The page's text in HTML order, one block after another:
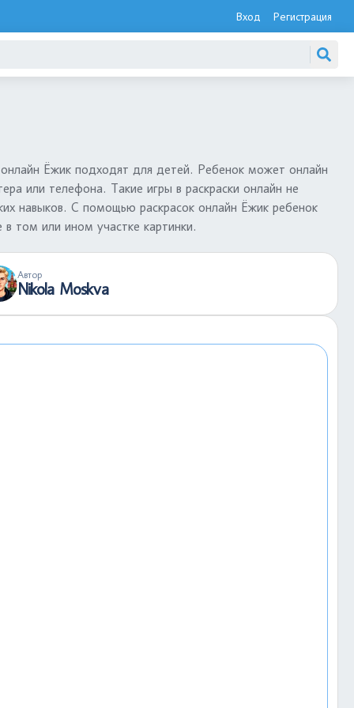
Вход Регистрация
онлайн Ёжик подходят для детей. Ребенок может онлайн
или телефона. Такие игры в раскраски онлайн не
навыков. С помощью раскрасок онлайн Ёжик ребенок
том или ином участке картинки.
Автор
Nikola Moskva